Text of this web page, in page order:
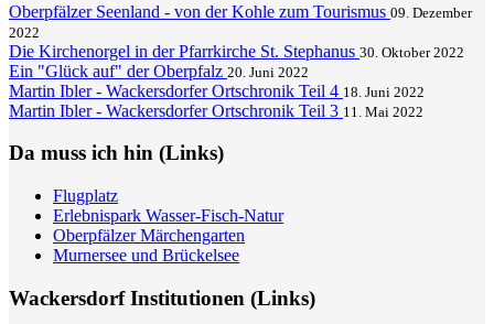
Oberpfälzer Seenland - von der Kohle zum Tourismus 09. Dezember
2022
Die Kirchenorgel in der Pfarrkirche St. Stephanus 30. Oktober 2022
Ein "Glück auf" der Oberpfalz 20. Juni 2022
Martin Ibler - Wackersdorfer Ortschronik Teil 4 18. Juni 2022
Martin Ibler - Wackersdorfer Ortschronik Teil 3 11. Mai 2022
Da muss ich hin (Links)
Flugplatz
Erlebnispark Wasser-Fisch-Natur
Oberpfälzer Märchengarten
Murnersee und Brückelsee
Wackersdorf Institutionen (Links)